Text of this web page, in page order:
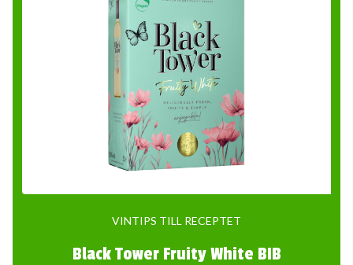
VINTIPS TILL RECEPTET
Black Tower Fruity White BIB